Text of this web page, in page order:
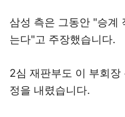
삼성 측은 그동안 "승계
는다"고 주장했습니다.
2심 재판부도 이 부회장
정을 내렸습니다.